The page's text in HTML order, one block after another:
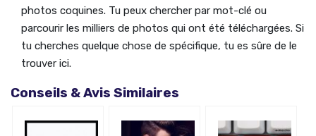
photos coquines. Tu peux chercher par mot-clé ou
parcourir les milliers de photos qui ont été téléchargées. Si
tu cherches quelque chose de spécifique, tu es sûre de le
trouver ici.
Conseils & Avis Similaires